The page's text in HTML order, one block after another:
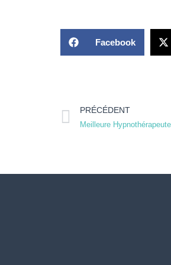
Facebook
PRÉCÉDENT